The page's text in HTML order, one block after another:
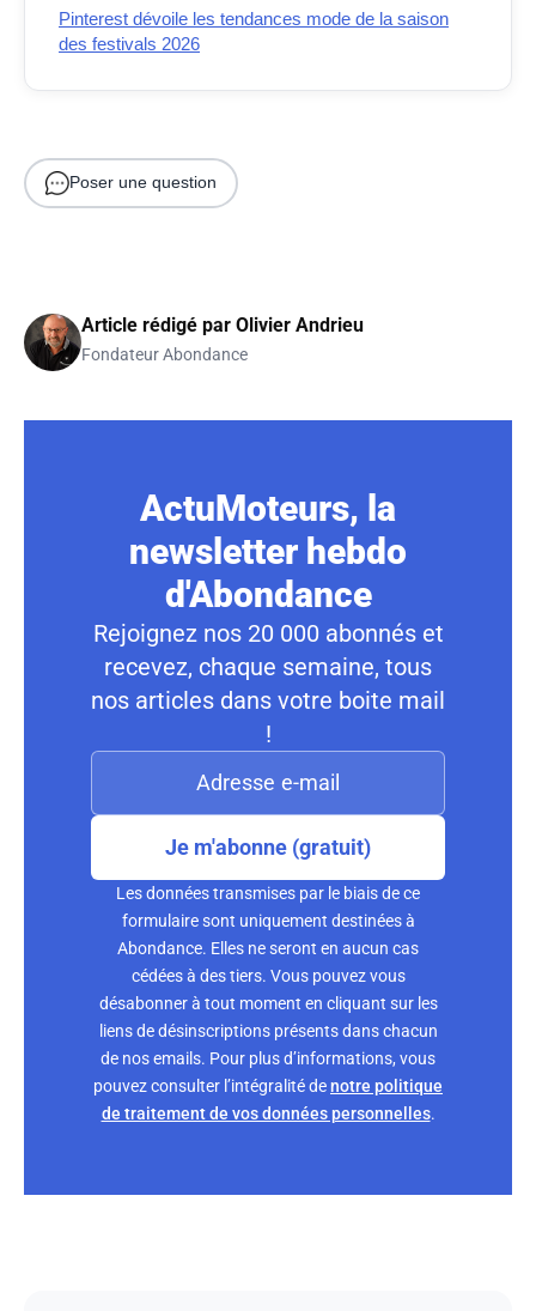
Pinterest dévoile les tendances mode de la saison
des festivals 2026
Poser une question
Article rédigé par Olivier Andrieu
Fondateur Abondance
ActuMoteurs, la
newsletter hebdo
d'Abondance
Rejoignez nos 20 000 abonnés et
recevez, chaque semaine, tous
nos articles dans votre boite mail
!
Je m'abonne (gratuit)
Les données transmises par le biais de ce
formulaire sont uniquement destinées à
Abondance. Elles ne seront en aucun cas
cédées à des tiers. Vous pouvez vous
désabonner à tout moment en cliquant sur les
liens de désinscriptions présents dans chacun
de nos emails. Pour plus d’informations, vous
pouvez consulter l’intégralité denotre politique
de traitement de vos données personnelles.